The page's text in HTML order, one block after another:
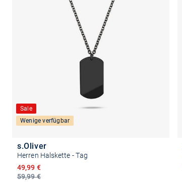
Sale
Wenige verfügbar
s.Oliver
Herren Halskette - Tag
59,99 €
Ermäßigter Preis
49,99 €